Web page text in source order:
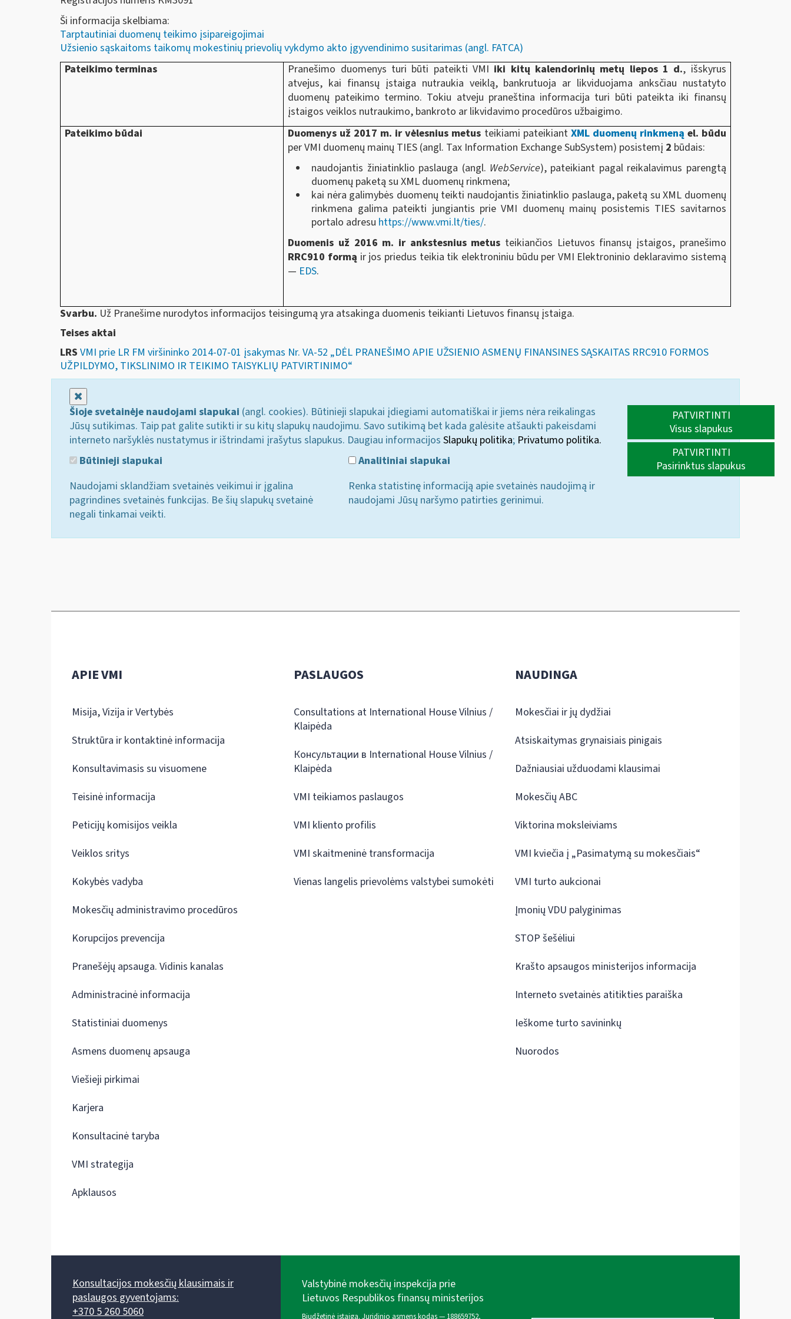
Ši informacija skelbiama:
Tarptautiniai duomenų teikimo įsipareigojimai
Užsienio sąskaitoms taikomų mokestinių prievolių vykdymo akto įgyvendinimo susitarimas (angl. FATCA)
Pateikimo terminas
Pranešimo duomenys turi būti pateikti VMI iki kitų kalendorinių metų liepos 1 d., išskyrus
atvejus, kai finansų įstaiga nutraukia veiklą, bankrutuoja ar likviduojama anksčiau nustatyto
duomenų pateikimo termino. Tokiu atveju praneština informacija turi būti pateikta iki finansų
įstaigos veiklos nutraukimo, bankroto ar likvidavimo procedūros užbaigimo.
Pateikimo būdai
Duomenys už 2017 m. ir vėlesnius metus teikiami pateikiant XML duomenų rinkmeną el. būdu
per VMI duomenų mainų TIES (angl. Tax Information Exchange SubSystem) posistemį 2 būdais:
naudojantis žiniatinklio paslauga (angl. WebService), pateikiant pagal reikalavimus parengtą
duomenų paketą su XML duomenų rinkmena;
kai nėra galimybės duomenų teikti naudojantis žiniatinklio paslauga, paketą su XML duomenų
rinkmena galima pateikti jungiantis prie VMI duomenų mainų posistemis TIES savitarnos
portalo adresu https://www.vmi.lt/ties/.
Duomenis už 2016 m. ir ankstesnius metus teikiančios Lietuvos finansų įstaigos, pranešimo
RRC910 formą ir jos priedus teikia tik elektroniniu būdu per VMI Elektroninio deklaravimo sistemą
— EDS.
Svarbu. Už Pranešime nurodytos informacijos teisingumą yra atsakinga duomenis teikianti Lietuvos finansų įstaiga.
Teises aktai
LRS VMI prie LR FM viršininko 2014-07-01 įsakymas Nr. VA-52 „DĖL PRANEŠIMO APIE UŽSIENIO ASMENŲ FINANSINES SĄSKAITAS RRC910 FORMOS
UŽPILDYMO, TIKSLINIMO IR TEIKIMO TAISYKLIŲ PATVIRTINIMO“
Šioje svetainėje naudojami slapukai (angl. cookies). Būtinieji slapukai įdiegiami automatiškai ir jiems nėra reikalingas
Jūsų sutikimas. Taip pat galite sutikti ir su kitų slapukų naudojimu. Savo sutikimą bet kada galėsite atšaukti pakeisdami
interneto naršyklės nustatymus ir ištrindami įrašytus slapukus. Daugiau informacijos Slapukų politika; Privatumo politika.
Būtinieji slapukai
Naudojami sklandžiam svetainės veikimui ir įgalina
pagrindines svetainės funkcijas. Be šių slapukų svetainė
negali tinkamai veikti.
Analitiniai slapukai
Renka statistinę informaciją apie svetainės naudojimą ir
naudojami Jūsų naršymo patirties gerinimui.
PATVIRTINTI
Visus slapukus
PATVIRTINTI
Pasirinktus slapukus
APIE VMI
Misija, Vizija ir Vertybės
Struktūra ir kontaktinė informacija
Konsultavimasis su visuomene
Teisinė informacija
Peticijų komisijos veikla
Veiklos sritys
Kokybės vadyba
Mokesčių administravimo procedūros
Korupcijos prevencija
Pranešėjų apsauga. Vidinis kanalas
Administracinė informacija
Statistiniai duomenys
Asmens duomenų apsauga
Viešieji pirkimai
Karjera
Konsultacinė taryba
VMI strategija
Apklausos
PASLAUGOS
Consultations at International House Vilnius /
Klaipėda
Консультации в International House Vilnius /
Klaipėda
VMI teikiamos paslaugos
VMI kliento profilis
VMI skaitmeninė transformacija
Vienas langelis prievolėms valstybei sumokėti
NAUDINGA
Mokesčiai ir jų dydžiai
Atsiskaitymas grynaisiais pinigais
Dažniausiai užduodami klausimai
Mokesčių ABC
Viktorina moksleiviams
VMI kviečia į „Pasimatymą su mokesčiais“
VMI turto aukcionai
Įmonių VDU palyginimas
STOP šešėliui
Krašto apsaugos ministerijos informacija
Interneto svetainės atitikties paraiška
Ieškome turto savininkų
Nuorodos
Konsultacijos mokesčių klausimais ir
paslaugos gyventojams:
+370 5 260 5060
Valstybinė mokesčių inspekcija prie
Lietuvos Respublikos finansų ministerijos
Biudžetinė įstaiga. Juridinio asmens kodas — 188659752,